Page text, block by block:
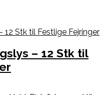
– 12 Stk til